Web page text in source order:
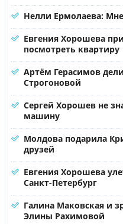
Нелли Ермолаева:
Евгения Хорошева
посмотреть квартиру
Артём Герасимов
Строгоновой
Сергей Хорошев не
машину
Молдова подарила
друзей
Евгения Хорошева
Санкт-Петербург
Галина Маковская и
Элины Рахимовой